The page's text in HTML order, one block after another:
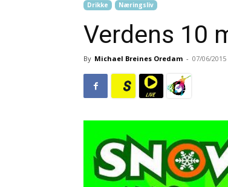
Drikke Næringsliv
Verdens 10
By Michael Breines Oredam - 07/06/2015